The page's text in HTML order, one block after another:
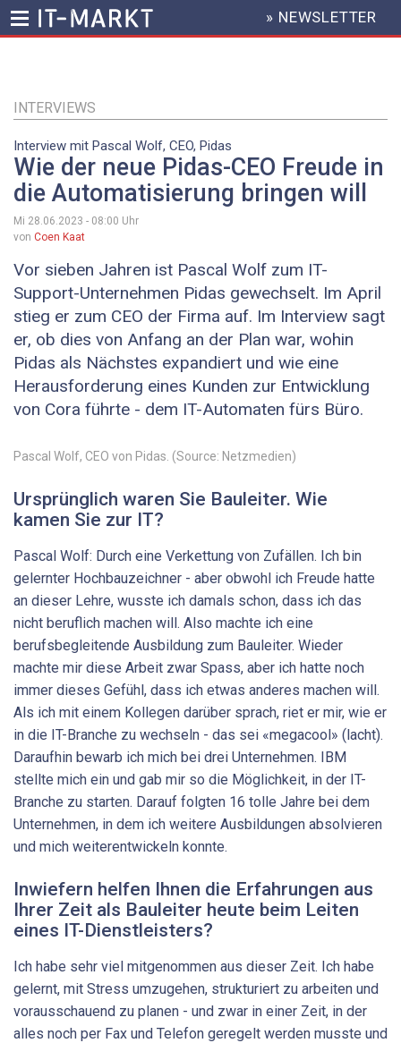
Inhalt
HEADER
MENU
» NEWSLETTER
INTERVIEWS
Interview mit Pascal Wolf, CEO, Pidas
Wie der neue Pidas-CEO Freude in
die Automatisierung bringen will
Mi 28.06.2023 - 08:00 Uhr
von Coen Kaat
Vor sieben Jahren ist Pascal Wolf zum IT-
Support-Unternehmen Pidas gewechselt. Im April
stieg er zum CEO der Firma auf. Im Interview sagt
er, ob dies von Anfang an der Plan war, wohin
Pidas als Nächstes expandiert und wie eine
Herausforderung eines Kunden zur Entwicklung
von Cora führte - dem IT-Automaten fürs Büro.
Pascal Wolf, CEO von Pidas. (Source: Netzmedien)
Ursprünglich waren Sie Bauleiter. Wie
kamen Sie zur IT?
Pascal Wolf: Durch eine Verkettung von Zufällen. Ich bin
gelernter Hochbauzeichner - aber obwohl ich Freude hatte
an dieser Lehre, wusste ich damals schon, dass ich das
nicht beruflich machen will. Also machte ich eine
berufsbegleitende Ausbildung zum Bauleiter. Wieder
machte mir diese Arbeit zwar Spass, aber ich hatte noch
immer dieses Gefühl, dass ich etwas anderes machen will.
Als ich mit einem Kollegen darüber sprach, riet er mir, wie er
in die IT-Branche zu wechseln - das sei «megacool» (lacht).
Daraufhin bewarb ich mich bei drei Unternehmen. IBM
stellte mich ein und gab mir so die Möglichkeit, in der IT-
Branche zu starten. Darauf folgten 16 tolle Jahre bei dem
Unternehmen, in dem ich weitere Ausbildungen absolvieren
und mich weiterentwickeln konnte.
Inwiefern helfen Ihnen die Erfahrungen aus
Ihrer Zeit als ­Bauleiter heute beim Leiten
eines IT-Dienstleisters?
Ich habe sehr viel mitgenommen aus dieser Zeit. Ich habe
gelernt, mit Stress umzugehen, strukturiert zu arbeiten und
vorausschauend zu planen - und zwar in einer Zeit, in der
alles noch per Fax und Telefon geregelt werden musste und